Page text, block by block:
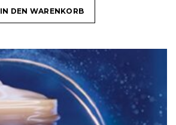
IN DEN WARENKORB